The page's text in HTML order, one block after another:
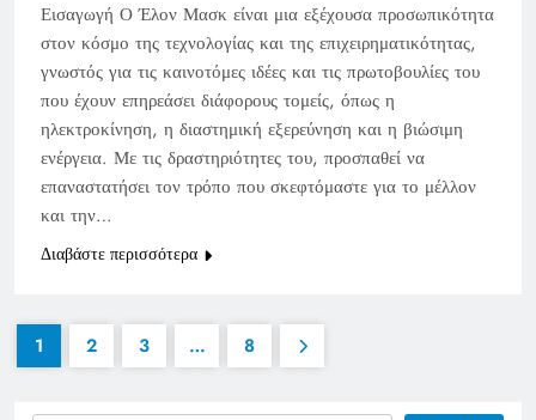
Εισαγωγή Ο Έλον Μασκ είναι μια εξέχουσα προσωπικότητα
στον κόσμο της τεχνολογίας και της επιχειρηματικότητας,
γνωστός για τις καινοτόμες ιδέες και τις πρωτοβουλίες του
που έχουν επηρεάσει διάφορους τομείς, όπως η
ηλεκτροκίνηση, η διαστημική εξερεύνηση και η βιώσιμη
ενέργεια. Με τις δραστηριότητες του, προσπαθεί να
επαναστατήσει τον τρόπο που σκεφτόμαστε για το μέλλον
και την…
Διαβάστε περισσότερα
1 2 3 … 8